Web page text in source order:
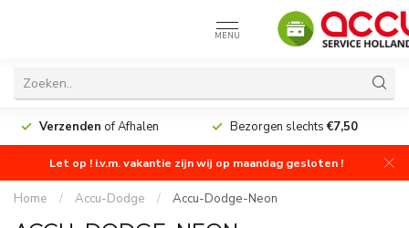
MENU
Verzenden of Afhalen Bezorgen slechts€7,50
Let op ! i.v.m. vakantie zijn wij op maandag gesloten !
Home / Accu-Dodge / Accu-Dodge-Neon